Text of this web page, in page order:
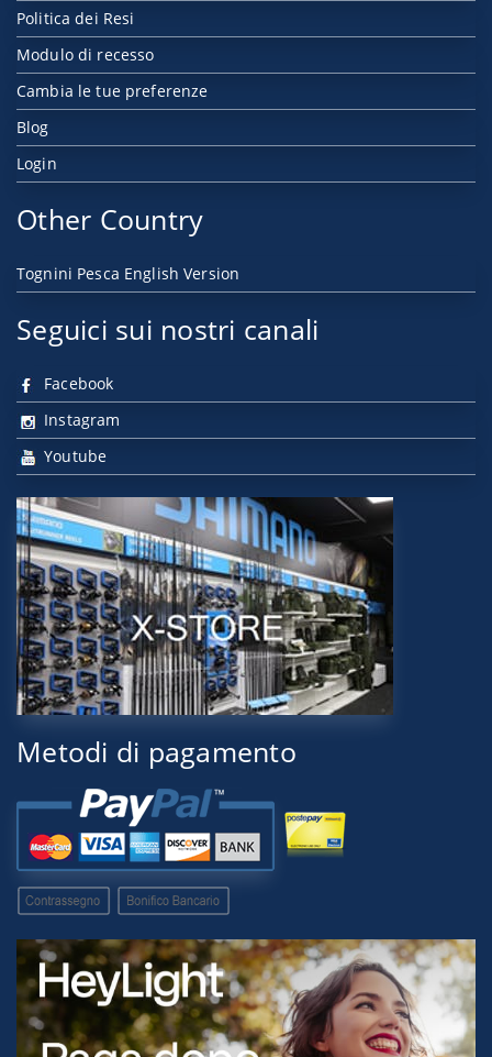
Politica dei Resi
Modulo di recesso
Cambia le tue preferenze
Blog
Login
Other Country
Tognini Pesca English Version
Seguici sui nostri canali
Facebook
Instagram
Youtube
Metodi di pagamento